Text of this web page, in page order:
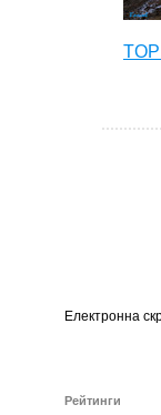
Електронна
Рейтинги